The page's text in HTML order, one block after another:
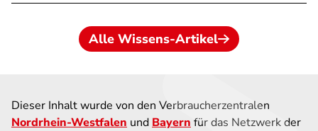
Alle Wissens-Artikel
Dieser Inhalt wurde von den Verbraucherzentralen
Nordrhein-Westfalen und Bayern für das Netzwerk der